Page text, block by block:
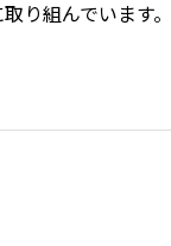
り組んでいます。